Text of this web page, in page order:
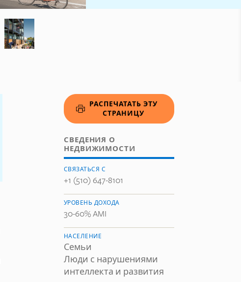
РАСПЕЧАТАТЬ ЭТУ
СТРАНИЦУ
СВЕДЕНИЯ О
НЕДВИЖИМОСТИ
СВЯЗАТЬСЯ С
+1 (510) 647-8101
УРОВЕНЬ ДОХОДА
30-60% AMI
НАСЕЛЕНИЕ
Семьи
Люди с нарушениями
интеллекта и развития